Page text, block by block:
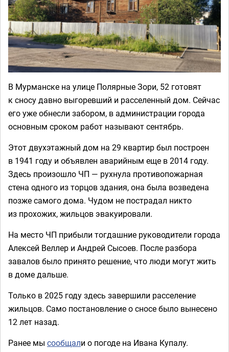
В Мурманске на улице Полярные Зори, 52 готовят
к сносу давно выгоревший и расселенный дом. Сейчас
его уже обнесли забором, в администрации города
основным сроком работ называют сентябрь.
Этот двухэтажный дом на 29 квартир был построен
в 1941 году и объявлен аварийным еще в 2014 году.
Здесь произошло ЧП — рухнула противопожарная
стена одного из торцов здания, она была возведена
позже самого дома. Чудом не пострадал никто
из прохожих, жильцов эвакуировали.
На место ЧП прибыли тогдашние руководители города
Алексей Веллер и Андрей Сысоев. После разбора
завалов было принято решение, что люди могут жить
в доме дальше.
Только в 2025 году здесь завершили расселение
жильцов. Само постановление о сносе было вынесено
12 лет назад.
Ранее мы сообщали о погоде на Ивана Купалу.